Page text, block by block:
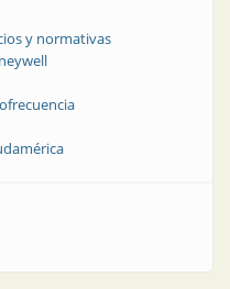
y normativas